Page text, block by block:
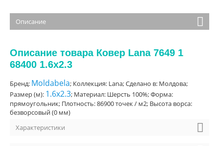
Описание
Описание товара Ковер Lana 7649 1
68400 1.6x2.3
Бренд: Moldabela; Коллекция: Lana; Сделано в: Молдова;
Размер (м): 1.6x2.3; Материал: Шерсть 100%; Форма:
прямоугольник; Плотность: 86900 точек / м2; Высота ворса:
безворсовый (0 мм)
Характеристики